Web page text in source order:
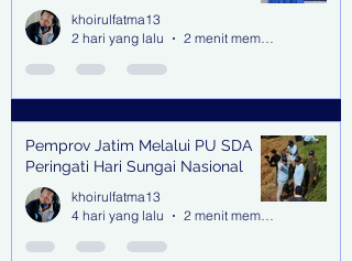
Bandara Juanda
khoirulfatma13
2 hari yang lalu
2 menit membaca
Pemprov Jatim Melalui PU SDA
Peringati Hari Sungai Nasional
khoirulfatma13
4 hari yang lalu
2 menit membaca